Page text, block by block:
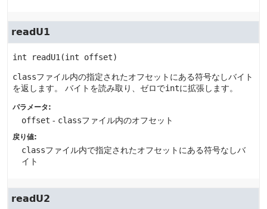
readU1
int readU1 (int offset)
classファイル内の指定されたオフセットにある符号なしバイト
を返します。
バイトを読み取り、ゼロでintに拡張します。
パラメータ:
offset - classファイル内のオフセット
戻り値:
classファイル内で指定されたオフセットにある符号なしバ
イト
readU2